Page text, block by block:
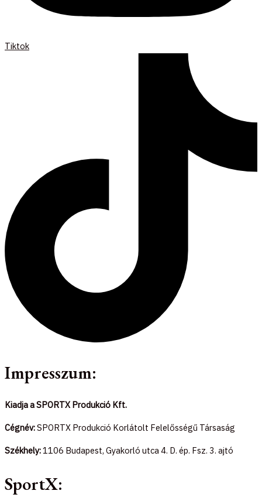
Tiktok
Impresszum:
Kiadja a SPORTX Produkció Kft.
Cégnév:SPORTX Produkció Korlátolt Felelősségű Társaság
Székhely:1106 Budapest, Gyakorló utca 4. D. ép. Fsz. 3. ajtó
SportX: